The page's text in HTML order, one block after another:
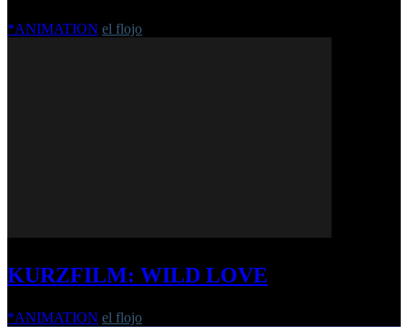
*ANIMATION el flojo
KURZFILM: WILD LOVE
*ANIMATION el flojo